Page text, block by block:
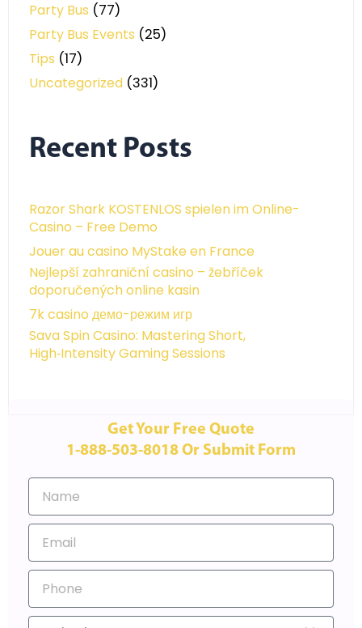
Party Bus (77)
Party Bus Events (25)
Tips (17)
Uncategorized (331)
Recent Posts
Razor Shark KOSTENLOS spielen im Online-
Casino – Free Demo
Jouer au casino MyStake en France
Nejlepší zahraniční casino – žebříček
doporučených online kasin
7k casino демо-режим игр
Sava Spin Casino: Mastering Short,
High‑Intensity Gaming Sessions
Get Your Free Quote
1-888-503-8018 Or Submit Form